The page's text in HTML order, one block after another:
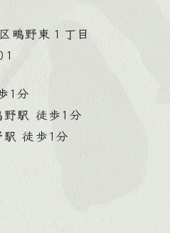
鴫野東１丁目
1分
駅 徒歩1分
駅 徒歩1分